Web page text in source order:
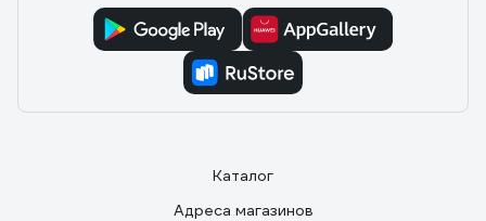
Каталог
Адреса магазинов